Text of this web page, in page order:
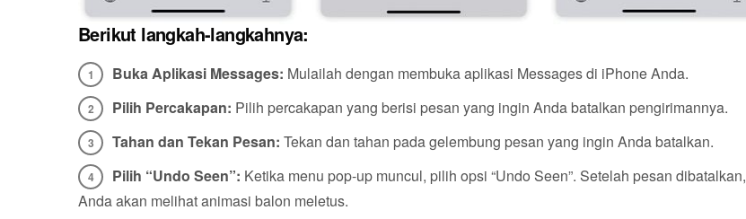
Berikut langkah-langkahnya:
Buka Aplikasi Messages: Mulailah dengan membuka aplikasi Messages di iPhone Anda.
Pilih Percakapan: Pilih percakapan yang berisi pesan yang ingin Anda batalkan pengirimannya.
Tahan dan Tekan Pesan: Tekan dan tahan pada gelembung pesan yang ingin Anda batalkan.
Pilih “Undo Seen”: Ketika menu pop-up muncul, pilih opsi “Undo Seen”. Setelah pesan dibatalkan,
Anda akan melihat animasi balon meletus.